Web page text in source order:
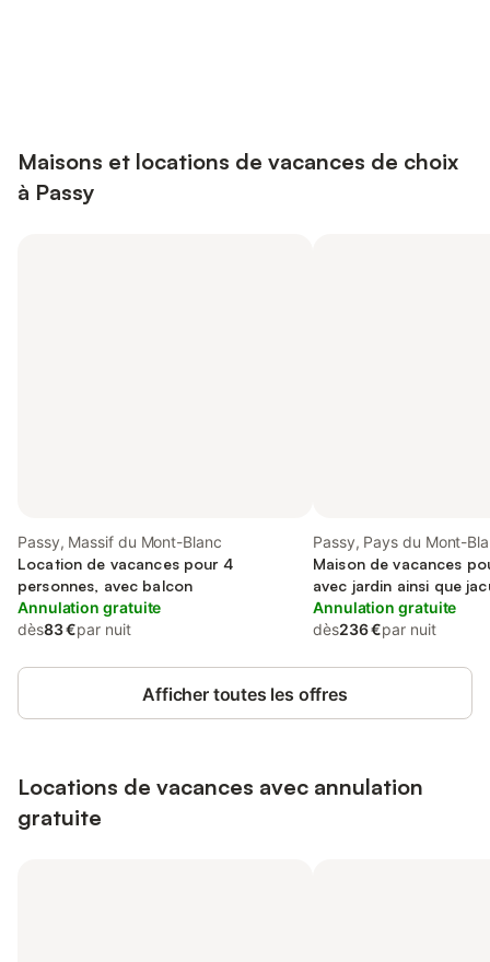
Maisons et locations de vacances de choix
à Passy
Passy, Massif du Mont-Blanc
Location de vacances pour 4
personnes, avec balcon
Annulation gratuite
dès83 €par nuit
Passy, Pays du Mont-
Maison de vacances
avec jardin ainsi que
Annulation gratuite
dès236 €par nuit
Afficher toutes les offres
Locations de vacances avec annulation
gratuite